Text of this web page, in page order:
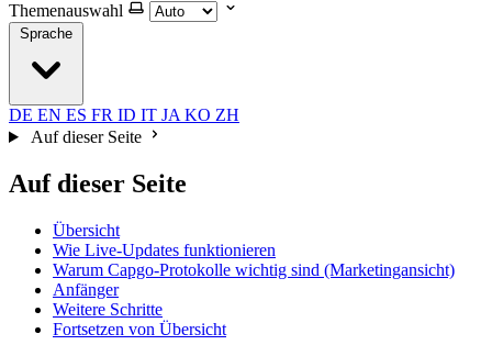
Themenauswahl
Sprache
DE EN ES FR ID IT JA KO ZH
Auf dieser Seite
Auf dieser Seite
Übersicht
Wie Live-Updates funktionieren
Warum Capgo-Protokolle wichtig sind (Marketingansicht)
Anfänger
Weitere Schritte
Fortsetzen von Übersicht